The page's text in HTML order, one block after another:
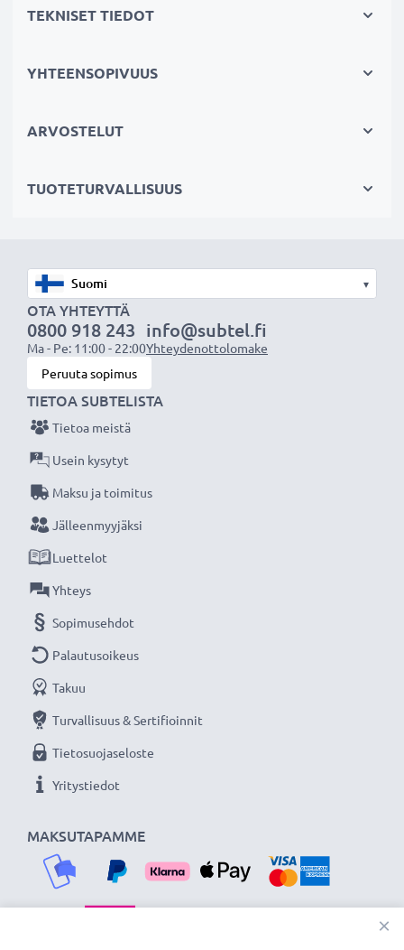
siksi akuillamme on 3 vuoden takuu.
Jos laitteesi akku on heikko, vaihda akku, älä laitettasi.
Valitse CELLONIC, etkä tingi laadusta. Tilaa nyt!
TEKNISET TIEDOT
YHTEENSOPIVUUS
ARVOSTELUT
TUOTETURVALLISUUS
▾
OTA YHTEYTTÄ
0800 918 243
Ma - Pe: 11:00 - 22:00
info@subtel.fi
Yhteydenottolomake
Peruuta sopimus
MAKSUTAPAMME
TIETOA SUBTELISTA
Tietoa meistä
Usein kysytyt
Maksu ja toimitus
Jälleenmyyjäksi
Luettelot
Yhteys
Sopimusehdot
Palautusoikeus
Takuu
Turvallisuus & Sertifioinnit
Tietosuojaseloste
Yritystiedot
×